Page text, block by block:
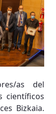
as del
científicos
Bizkaia.